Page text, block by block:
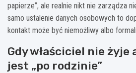
papierze”, ale realnie nikt nie zarządza
samo ustalenie danych osobowych to
kontakt może być niemożliwy albo
Gdy właściciel nie żyje
jest „po rodzinie”